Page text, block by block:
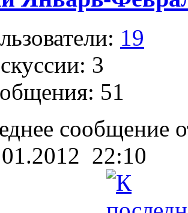
19
3
51
сообщение
22:10